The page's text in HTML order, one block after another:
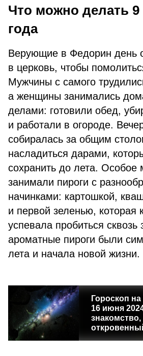
Что можно делать
года
Верующие в Федорин день
в церковь, чтобы
Мужчины с самого
а женщины занимались
делами: готовили обед,
и работали в огороде.
собиралась за общим
насладиться дарами,
сохранить до лета. Особое
занимали пироги с
начинками: картошкой,
и первой зеленью, которая
успевала пробиться
ароматные пироги были
лета и начала новой жизни.
Гороскоп
16 июня